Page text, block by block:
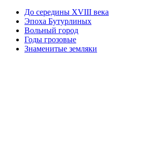
До середины XVIII века
Эпоха Бутурлиных
Вольный город
Годы грозовые
Знаменитые земляки